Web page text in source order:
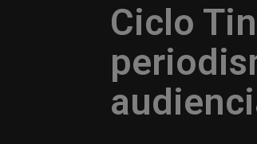
Ciclo